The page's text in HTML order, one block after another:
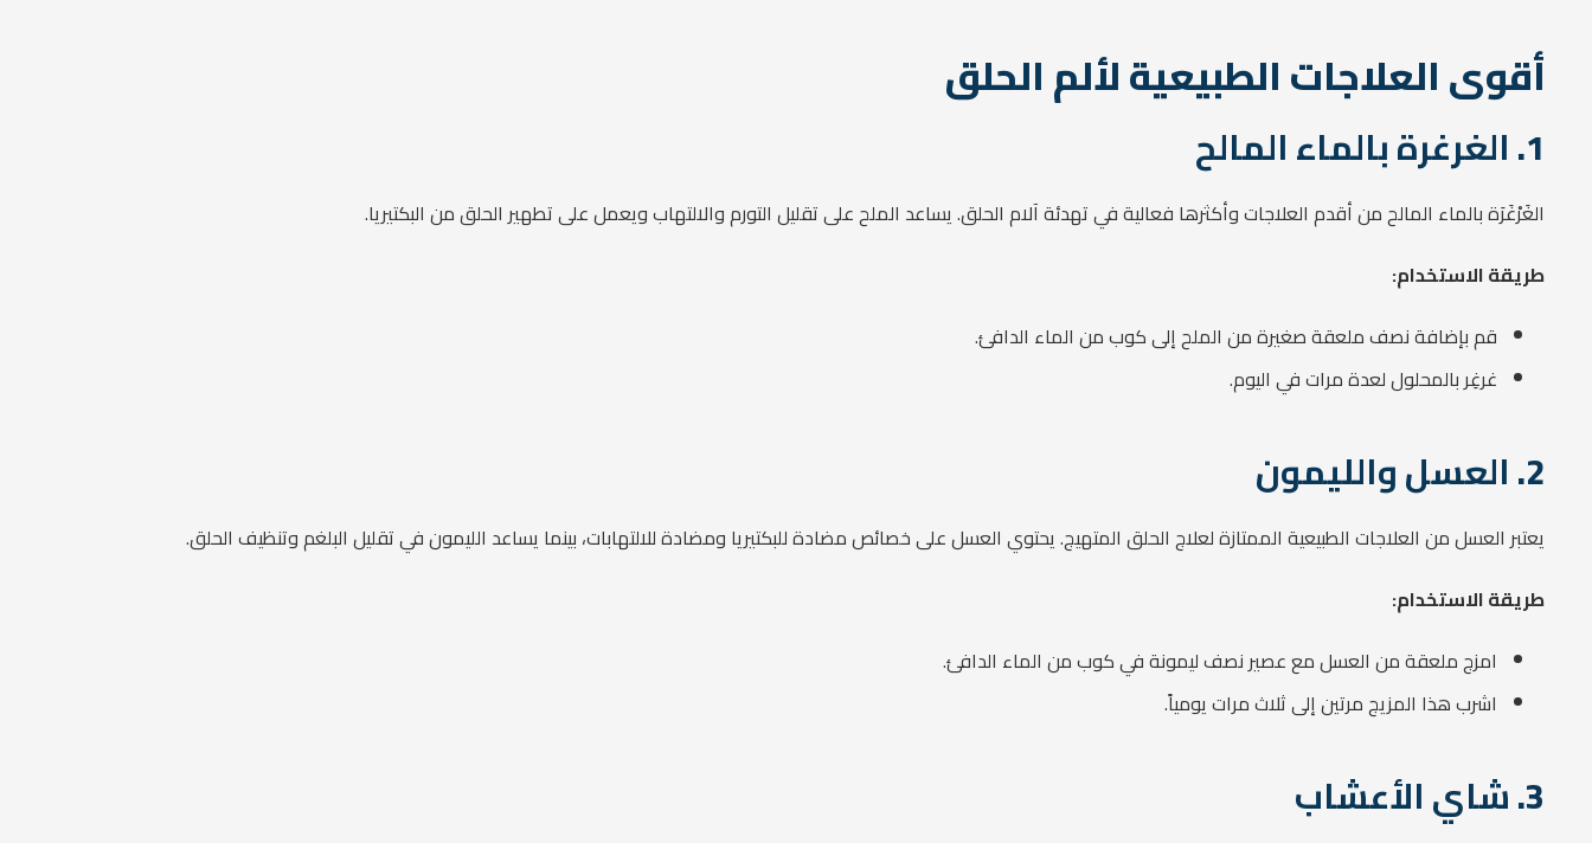
أقوى العلاجات الطبيعية لألم الحلق
1. الغرغرة بالماء المالح
الغَرْغَرَة بالماء المالح من أقدم العلاجات وأكثرها فعالية في تهدئة آلام الحلق. يساعد الملح على تقليل التورم والالتهاب ويعمل على تطهير الحلق من البكتيريا.
طريقة الاستخدام:
قم بإضافة نصف ملعقة صغيرة من الملح إلى كوب من الماء الدافئ.
غرغِر بالمحلول لعدة مرات في اليوم.
2. العسل والليمون
يعتبر العسل من العلاجات الطبيعية الممتازة لعلاج الحلق المتهيج. يحتوي العسل على خصائص مضادة للبكتيريا ومضادة للالتهابات، بينما يساعد الليمون في تقليل البلغم وتنظيف الحلق.
طريقة الاستخدام:
امزج ملعقة من العسل مع عصير نصف ليمونة في كوب من الماء الدافئ.
اشرب هذا المزيج مرتين إلى ثلاث مرات يومياً.
3. شاي الأعشاب